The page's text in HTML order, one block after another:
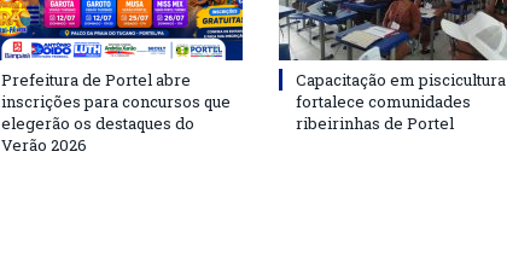
Prefeitura de Portel abre
inscrições para concursos que
elegerão os destaques do
Verão 2026
Capacitação em piscicultura
fortalece comunidades
ribeirinhas de Portel